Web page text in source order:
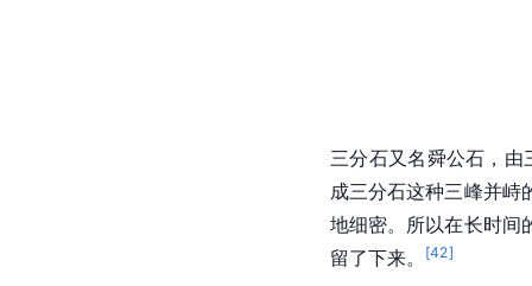
三分石又名舜公石，
成三分石这种三峰并峙
地细密。所以在长时间
留了下来。
[42]